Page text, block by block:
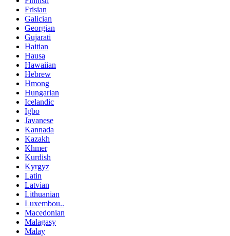
Frisian
Galician
Georgian
Gujarati
Haitian
Hausa
Hawaiian
Hebrew
Hmong
Hungarian
Icelandic
Igbo
Javanese
Kannada
Kazakh
Khmer
Kurdish
Kyrgyz
Latin
Latvian
Lithuanian
Luxembou..
Macedonian
Malagasy
Malay